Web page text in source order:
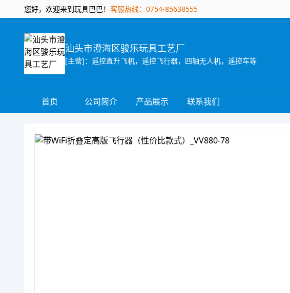
您好，欢迎来到玩具巴巴！ 客服热线：0754-85638555
汕头市澄海区骏乐玩具工艺厂
[主营]：遥控直升飞机，遥控飞行器，四轴无人机，遥控车等
首页 公司简介 产品展示 联系我们